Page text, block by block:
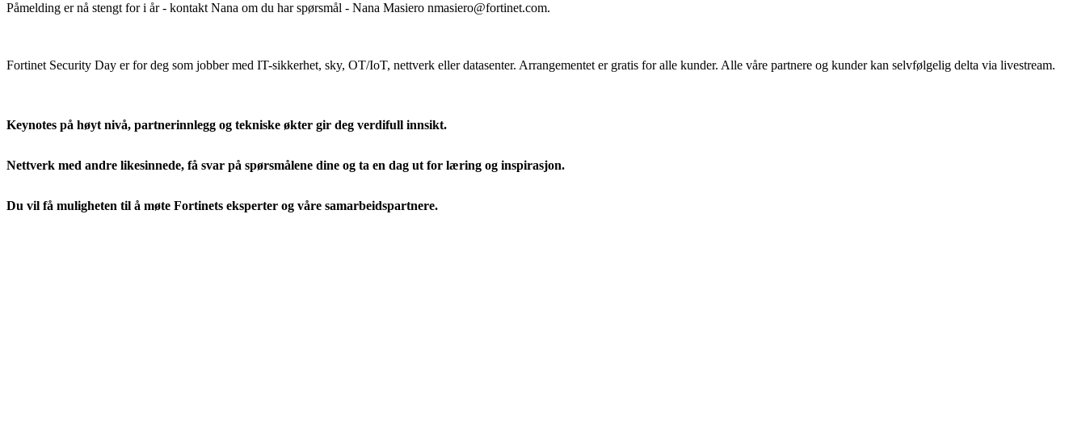
Påmelding er nå stengt for i år - kontakt Nana om du har spørsmål - Nana Masiero nmasiero@fortinet.com.
Fortinet Security Day er for deg som jobber med IT-sikkerhet, sky, OT/IoT, nettverk eller datasenter. Arrangementet er gratis for alle kunder. Alle våre partnere og kunder kan selvfølgelig delta via livestream.
Keynotes på høyt nivå, partnerinnlegg og tekniske økter gir deg verdifull innsikt.
Nettverk med andre likesinnede, få svar på spørsmålene dine og ta en dag ut for læring og inspirasjon.
Du vil få muligheten til å møte Fortinets eksperter og våre samarbeidspartnere.